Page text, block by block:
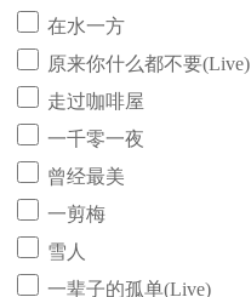
在水一方
原来你什么都不要(Live)
走过咖啡屋
一千零一夜
曾经最美
一剪梅
雪人
一辈子的孤单(Live)